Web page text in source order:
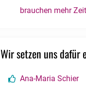
brauchen mehr
Wir setzen uns dafür
Ana-Maria Schier